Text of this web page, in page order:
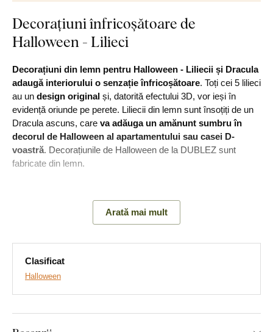
Decorațiuni înfricoșătoare de
Halloween - Lilieci
Decorațiuni din lemn pentru Halloween - Liliecii și Dracula
adaugă interiorului o senzație înfricoșătoare. Toți cei 5 lilieci
au un design original și, datorită efectului 3D, vor ieși în
evidență oriunde pe perete. Liliecii din lemn sunt însoțiți de un
Dracula ascuns, care va adăuga un amănunt sumbru în
decorul de Halloween al apartamentului sau casei D-
voastră. Decorațiunile de Halloween de la DUBLEZ sunt
fabricate din lemn.
Principalele avantaje ale produsului:
Design unic de decorare
Multe decoruri din care puteți alege
Arată mai mult
Clasificat
Halloween